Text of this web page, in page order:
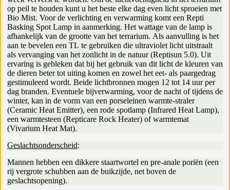
op peil te houden kunt u het beste elke dag even licht sproeien met
Bio Mist. Voor de verlichting en verwarming komt een Repti
Basking Spot Lamp in aanmerking. Het wattage van de lamp is
afhankelijk van de grootte van het terrarium. Als aanvulling is het
aan te bevelen een TL te gebruiken die ultraviolet licht uitstraalt
als vervanging van het zonlicht in de natuur (Reptisun 5.0). Uit
ervaring is gebleken dat bij het gebruik van dit licht de kleuren van
de dieren beter tot uiting komen en zowel het eet- als paargedrag
gestimuleerd wordt. Beide lichtbronnen mogen 12 tot 14 uur per
dag branden. Eventuele bijverwarming, voor de nacht of tijdens de
winter, kan in de vorm van een porseleinen warmte-straler
(Ceramic Heat Emitter), een rode spotlamp (Infrared Heat Lamp),
een warmtesteen (Repticare Rock Heater) of warmtemat
(Vivarium Heat Mat).
Geslachtsonderscheid:
Mannen hebben een dikkere staartwortel en pre-anale poriën (een
rij vergrote schubben aan de buikzijde, net boven de
geslachtsopening).